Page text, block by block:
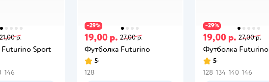
21,00 р.
Sport
146
−29%
19,00 р. 27,00 р.
Футболка Futurino
5
128
−29%
19,00 р. 27,00 р.
Футболка Futurino
5
128 134 140 146